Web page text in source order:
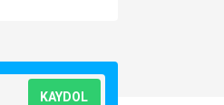
KAYDOL